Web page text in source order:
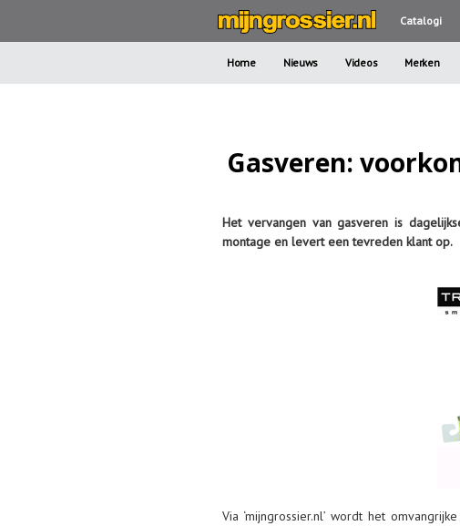
Catalogi
Home Nieuws Videos Merken
Gasveren:
Het vervangen van gasveren is
montage en levert een tevreden klant op.
Via ‘mijngrossier.nl’ wordt het